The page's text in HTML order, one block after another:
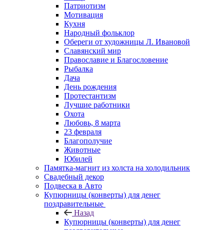
Патриотизм
Мотивация
Кухня
Народный фольклор
Обереги от художницы Л. Ивановой
Славянский мир
Православие и Благословение
Рыбалка
Дача
День рождения
Протестантизм
Лучшие работники
Охота
Любовь, 8 марта
23 февраля
Благополучие
Животные
Юбилей
Памятка-магнит из холста на холодильник
Свадебный декор
Подвеска в Авто
Купюрницы (конверты) для денег
поздравительные
Назад
Купюрницы (конверты) для денег